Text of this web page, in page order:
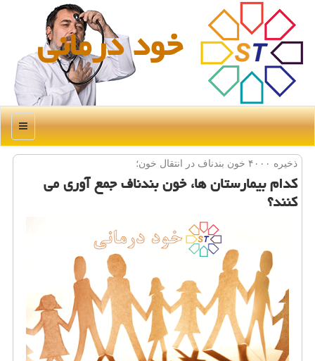
خود درمانی
منو
ذخیره ۴۰۰۰ خون بندناف در انتقال خون؛
كدام بیمارستان ها، خون بندناف جمع آوری می
كنند؟